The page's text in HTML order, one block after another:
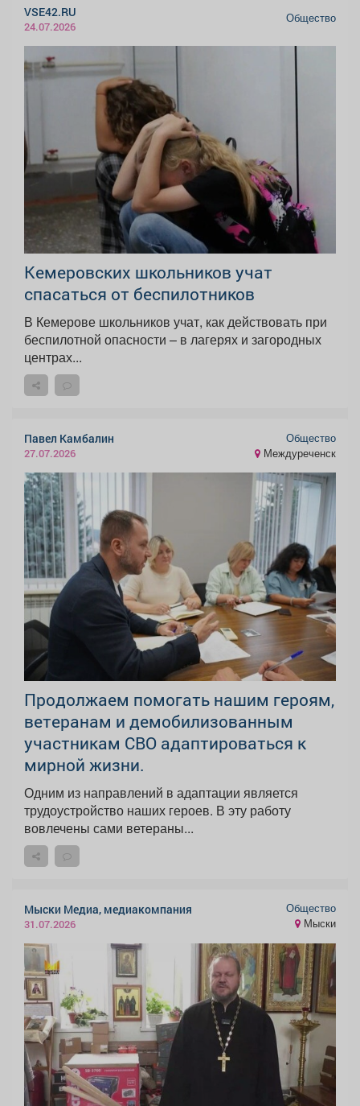
VSE42.RU
24.07.2026
Общество
Кемеровских школьников учат
спасаться от беспилотников
В Кемерове школьников учат, как действовать при
беспилотной опасности – в лагерях и загородных
центрах...
Павел Камбалин
27.07.2026
Общество
Междуреченск
Продолжаем помогать нашим героям,
ветеранам и демобилизованным
участникам СВО адаптироваться к
мирной жизни.
Одним из направлений в адаптации является
трудоустройство наших героев. В эту работу
вовлечены сами ветераны...
Мыски Медиа, медиакомпания
31.07.2026
Общество
Мыски